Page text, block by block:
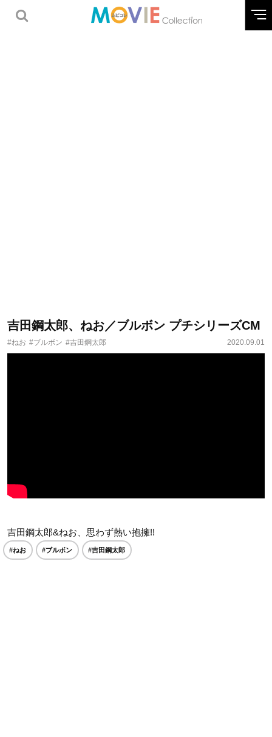
吉田鋼太郎、ねお／ブルボン プチシリーズCM
#ねお #ブルボン #吉田鋼太郎 2020.09.01
吉田鋼太郎&ねお、思わず熱い抱擁!!
#ねお #ブルボン #吉田鋼太郎